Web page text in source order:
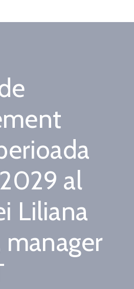
al
Liliana
manager